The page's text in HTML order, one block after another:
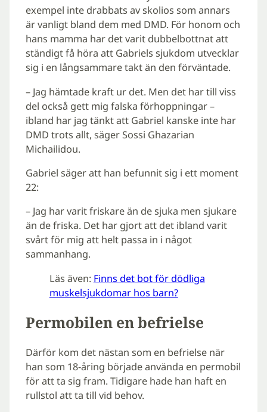
exempel inte drabbats av skolios som annars
är vanligt bland dem med DMD. För honom och
hans mamma har det varit dubbelbottnat att
ständigt få höra att Gabriels sjukdom utvecklar
sig i en långsammare takt än den förväntade.
– Jag hämtade kraft ur det. Men det har till viss
del också gett mig falska förhoppningar –
ibland har jag tänkt att Gabriel kanske inte har
DMD trots allt, säger Sossi Ghazarian
Michailidou.
Gabriel säger att han befunnit sig i ett moment
22:
– Jag har varit friskare än de sjuka men sjukare
än de friska. Det har gjort att det ibland varit
svårt för mig att helt passa in i något
sammanhang.
Läs även: Finns det bot för dödliga
muskelsjukdomar hos barn?
Permobilen en befrielse
Därför kom det nästan som en befrielse när
han som 18-åring började använda en permobil
för att ta sig fram. Tidigare hade han haft en
rullstol att ta till vid behov.